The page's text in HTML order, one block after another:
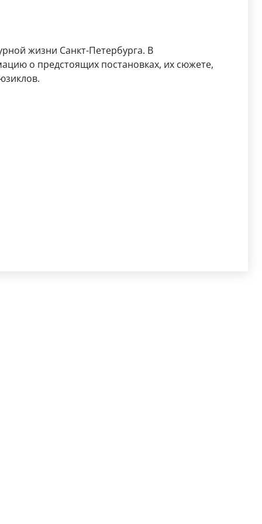
жизни Санкт-Петербурга. В
о предстоящих постановках, их сюжете,